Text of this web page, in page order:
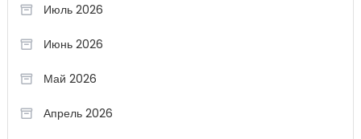
Июль 2026
Июнь 2026
Май 2026
Апрель 2026